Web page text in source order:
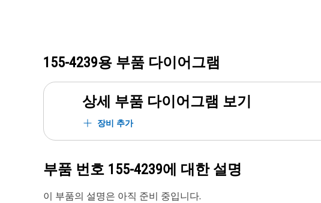
155-4239용 부품 다이어그램
상세 부품 다이어그램 보기
장비 추가
부품 번호 155-4239에 대한 설명
이 부품의 설명은 아직 준비 중입니다.